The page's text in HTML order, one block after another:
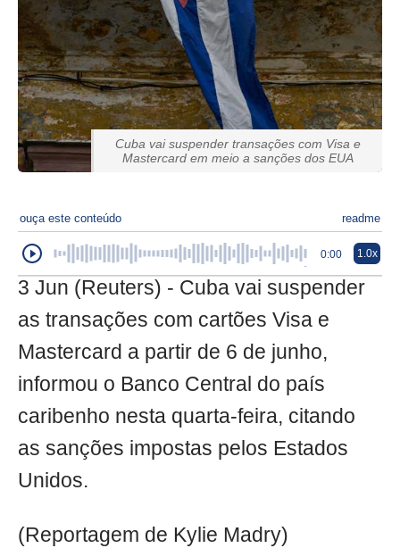
Cuba vai suspender transações com Visa e
Mastercard em meio a sanções dos EUA
ouça este conteúdo readme
0:00 1.0x
3 Jun (Reuters) - Cuba vai suspender
as transações com cartões Visa e
Mastercard a partir de 6 de junho,
informou o Banco Central do país
caribenho nesta quarta-feira, citando
as sanções impostas pelos Estados
Unidos.
(Reportagem de Kylie Madry)